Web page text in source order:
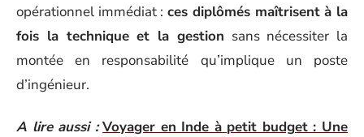
opérationnel immédiat :ces diplômés maîtrisent à la
fois la technique et la gestion sans nécessiter la
montée en responsabilité qu’implique un poste
d’ingénieur.
A lire aussi : Voyager en Inde à petit budget : Une